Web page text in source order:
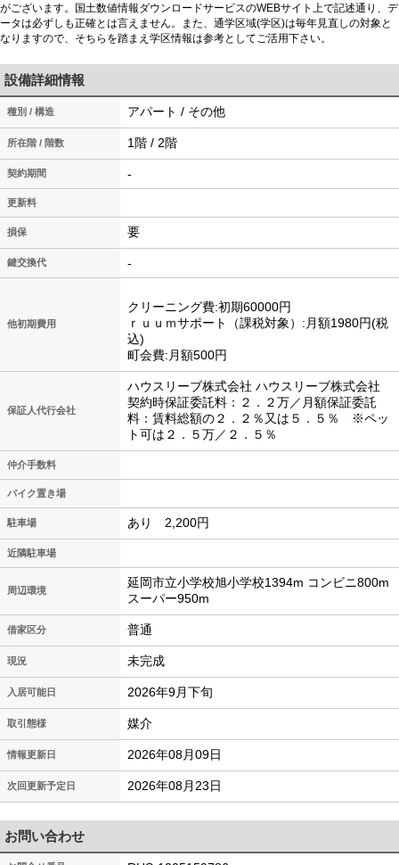
がございます。国土数値情報ダウンロードサービスのWEBサイト上で記述通り、デ
ータは必ずしも正確とは言えません。また、通学区域(学区)は毎年見直しの対象と
なりますので、そちらを踏まえ学区情報は参考としてご活用下さい。
設備詳細情報
種別 / 構造 アパート / その他
所在階 / 階数 1階 / 2階
契約期間 -
更新料
損保 要
鍵交換代 -
他初期費用
クリーニング費:初期60000円
ｒｕｕｍサポート（課税対象）:月額1980円(税
込)
町会費:月額500円
保証人代行会社
ハウスリーブ株式会社 ハウスリーブ株式会社
契約時保証委託料：２．２万／月額保証委託
料：賃料総額の２．２％又は５．５％ ※ペッ
ト可は２．５万／２．５％
仲介手数料
バイク置き場
駐車場 あり 2,200円
近隣駐車場
周辺環境
延岡市立小学校旭小学校1394m コンビニ800m
スーパー950m
借家区分 普通
現況 未完成
入居可能日 2026年9月下旬
取引態様 媒介
情報更新日 2026年08月09日
次回更新予定日 2026年08月23日
お問い合わせ